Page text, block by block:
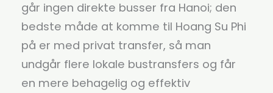
går ingen direkte busser fra Hanoi; den
bedste måde at komme til Hoang Su Phi
på er med privat transfer, så man
undgår flere lokale bustransfers og får
en mere behagelig og effektiv